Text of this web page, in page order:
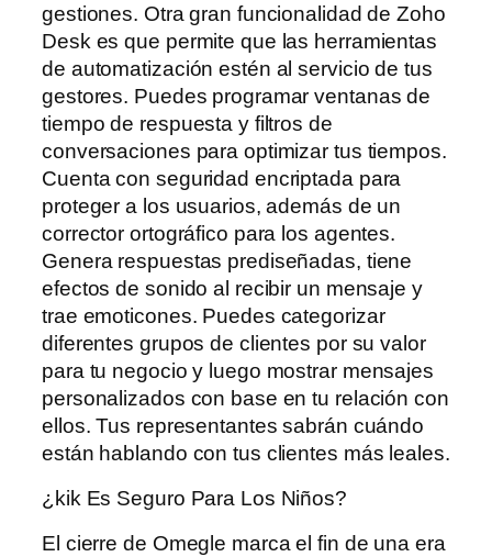
gestiones. Otra gran funcionalidad de Zoho
Desk es que permite que las herramientas
de automatización estén al servicio de tus
gestores. Puedes programar ventanas de
tiempo de respuesta y filtros de
conversaciones para optimizar tus tiempos.
Cuenta con seguridad encriptada para
proteger a los usuarios, además de un
corrector ortográfico para los agentes.
Genera respuestas prediseñadas, tiene
efectos de sonido al recibir un mensaje y
trae emoticones. Puedes categorizar
diferentes grupos de clientes por su valor
para tu negocio y luego mostrar mensajes
personalizados con base ​​en tu relación con
ellos. Tus representantes sabrán cuándo
están hablando con tus clientes más leales.
¿kik Es Seguro Para Los Niños?
El cierre de Omegle marca el fin de una era